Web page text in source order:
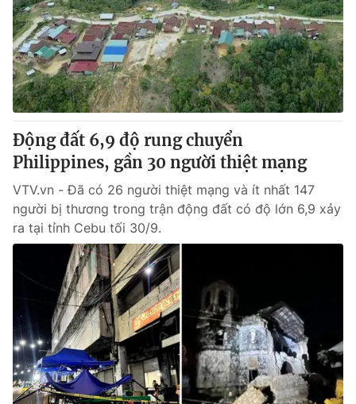
Động đất 6,9 độ rung chuyển
Philippines, gần 30 người thiệt mạng
VTV.vn - Đã có 26 người thiệt mạng và ít nhất 147
người bị thương trong trận động đất có độ lớn 6,9 xảy
ra tại tỉnh Cebu tối 30/9.